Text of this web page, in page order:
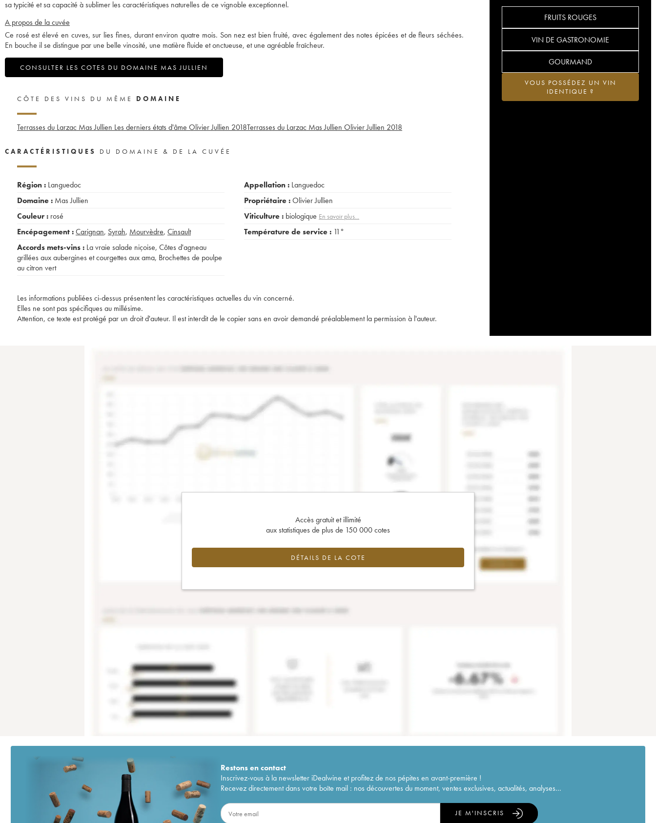
sa typicité et sa capacité à sublimer les caractéristiques naturelles de ce vignoble exceptionnel.
A propos de la cuvée
Ce rosé est élevé en cuves, sur lies fines, durant environ quatre mois. Son nez est bien fruité, avec également des notes épicées et de fleurs séchées.
En bouche il se distingue par une belle vinosité, une matière fluide et onctueuse, et une agréable fraîcheur.
CONSULTER LES COTES DU DOMAINE MAS JULLIEN
FRUITS ROUGES
VIN DE GASTRONOMIE
GOURMAND
VOUS POSSÉDEZ UN VIN
IDENTIQUE ?
CÔTE DES VINS DU MÊME
DOMAINE
Terrasses du Larzac Mas Jullien Les derniers états d'âme Olivier Jullien 2018Terrasses du Larzac Mas Jullien Olivier Jullien 2018
CARACTÉRISTIQUES DU DOMAINE & DE LA CUVÉE
Région : Languedoc
Domaine : Mas Jullien
Couleur : rosé
Encépagement :Carignan, Syrah, Mourvèdre, Cinsault
Accords mets-vins : La vraie salade niçoise, Côtes d'agneau
grillées aux aubergines et courgettes aux ama, Brochettes de poulpe
au citron vert
Appellation : Languedoc
Propriétaire :Olivier Jullien
Viticulture : biologique En savoir plus...
Température de service : 11°
Les informations publiées ci-dessus présentent les caractéristiques actuelles du vin concerné.
Elles ne sont pas spécifiques au millésime.
Attention, ce texte est protégé par un droit d'auteur. Il est interdit de le copier sans en avoir demandé préalablement la permission à l'auteur.
Accès gratuit et illimité
aux statistiques de plus de 150 000 cotes
DÉTAILS DE LA COTE
Restons encontact
Inscrivez-vous à la newsletter iDealwine et profitez de nos pépites en avant-première !
Recevez directement dans votre boîte mail : nos découvertes du moment, ventes exclusives, actualités, analyses...
JE M'INSCRIS